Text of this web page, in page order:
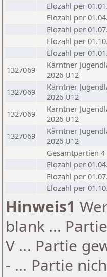
Elozahl per
Elozahl per
Elozahl per
Elozahl per
Elozahl per
1327069
Kärntner
2026 U12
1327069
Kärntner
2026 U12
1327069
Kärntner
2026 U12
1327069
Kärntner
2026 U12
Gesamtpartien 4
Elozahl per
Elozahl per
Elozahl per
Hinweis1
blank ...
V ... Partie
- ... Partie